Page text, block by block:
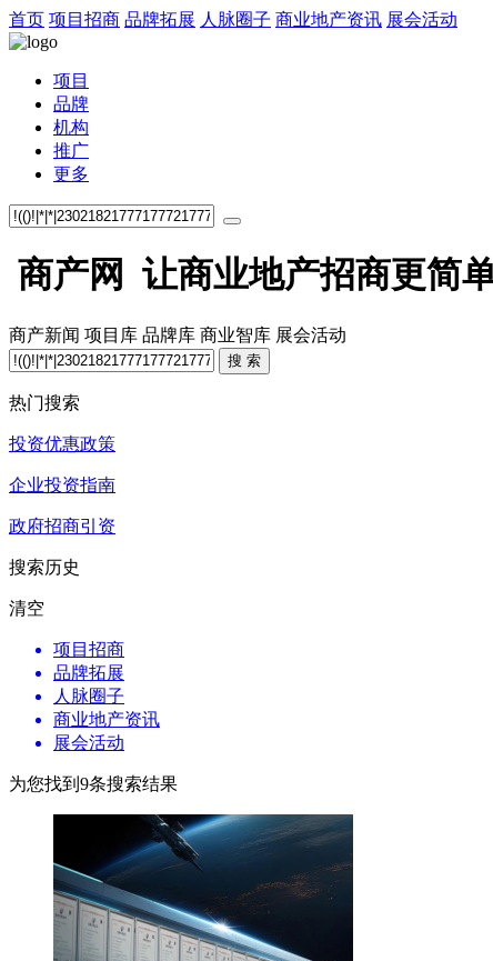
首页 项目招商 品牌拓展 人脉圈子 商业地产资讯 展会活动
项目
品牌
机构
推广
更多
商产网 让商业地产招商更简
商产新闻 项目库 品牌库 商业智库 展会活动
搜 索
热门搜索
投资优惠政策
企业投资指南
政府招商引资
搜索历史
清空
项目招商
品牌拓展
人脉圈子
商业地产资讯
展会活动
为您找到 9条搜索结果